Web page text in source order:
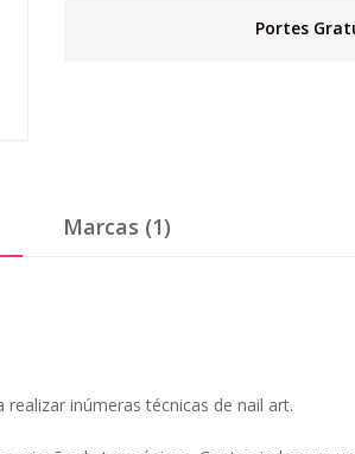
Portes
Marcas (1)
inúmeras técnicas de nail art.